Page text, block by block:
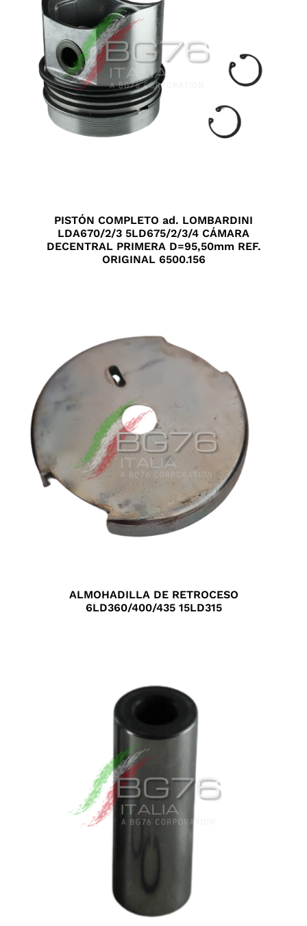
PISTÓN COMPLETO ad. LOMBARDINI
LDA670/2/3 5LD675/2/3/4 CÁMARA
DECENTRAL PRIMERA D=95,50mm REF.
ORIGINAL 6500.156
ALMOHADILLA DE RETROCESO
6LD360/400/435 15LD315